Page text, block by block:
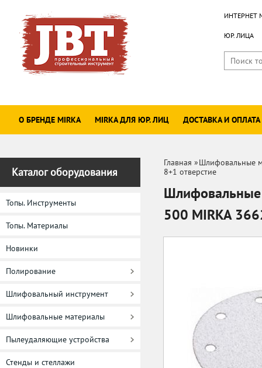
ИНТЕРНЕТ
ЮР. ЛИЦА
О БРЕНДЕ MIRKA MIRKA ДЛЯ ЮР. ЛИЦ ДОСТАВКА И ОПЛАТА
Каталог оборудования
Топы. Инструменты
Топы. Материалы
Новинки
Полирование
Шлифовальный инструмент
Шлифовальные материалы
Пылеудаляющие устройства
Стенды и стеллажи
Главная »Шлифовальные
8+1 отверстие
Шлифовальные
500 MIRKA